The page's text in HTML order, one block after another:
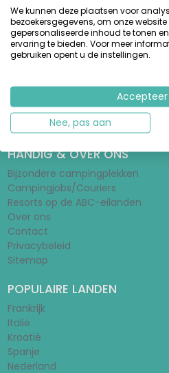
aanbieder.
GIDSEN & INSPIRATIE
Glampinggids
Schoolvakanties 2026/2027
Vakantieparken
HANDIG & OVER ONS
Bijzondere campingplekken
Campingjobs/Couriers
Resorts op de ABC-eilanden
Over ons
Contact
Privacybeleid
Sitemap
POPULAIRE LANDEN
Frankrijk
Italië
Kroatië
Spanje
Nederland
We kunnen deze plaatsen voor
bezoekersgegevens, om onze website
gepersonaliseerde inhoud te tonen
ervaring te bieden. Voor meer
gebruiken opent u de instellingen.
Accepteer
Nee, pas aan